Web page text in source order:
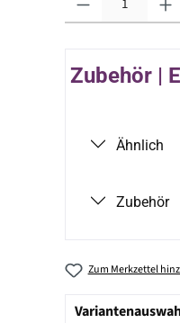
Zubehör |
Ähnlich
Zubehör
Zum Merkzettel